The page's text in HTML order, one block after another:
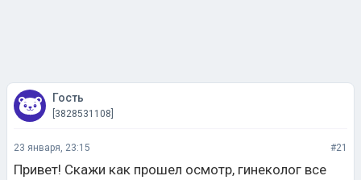
Гость
[3828531108]
23 января, 23:15 #21
Привет! Скажи как прошел осмотр, гинеколог все